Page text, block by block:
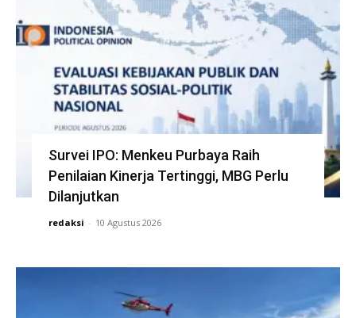
Survei IPO: Menkeu Purbaya Raih
Penilaian Kinerja Tertinggi, MBG Perlu
Dilanjutkan
redaksi - 10 Agustus 2026